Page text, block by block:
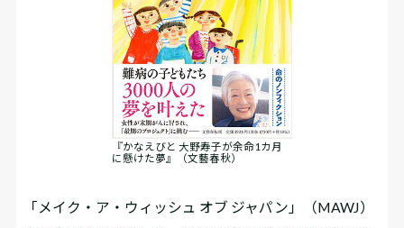
『かなえびと 大野寿子が余命1カ月
に懸けた夢』（文藝春秋）
「メイク・ア・ウィッシュ オブ ジャパン」（MAWJ）